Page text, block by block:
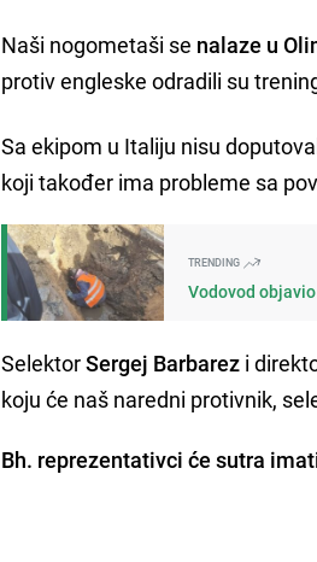
Naši nogometaši se nalaze u
protiv engleske odradili su
Sa ekipom u Italiju nisu
koji također ima probleme sa
TRENDING
Vodovod
SelektorSergej Barbarez i
koju će naš naredni protivnik,
Bh. reprezentativci će sutra